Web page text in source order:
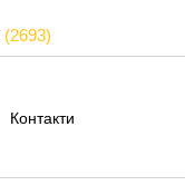
(2693)
Контакти